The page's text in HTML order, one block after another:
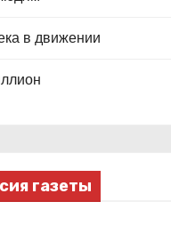
в движении
газеты